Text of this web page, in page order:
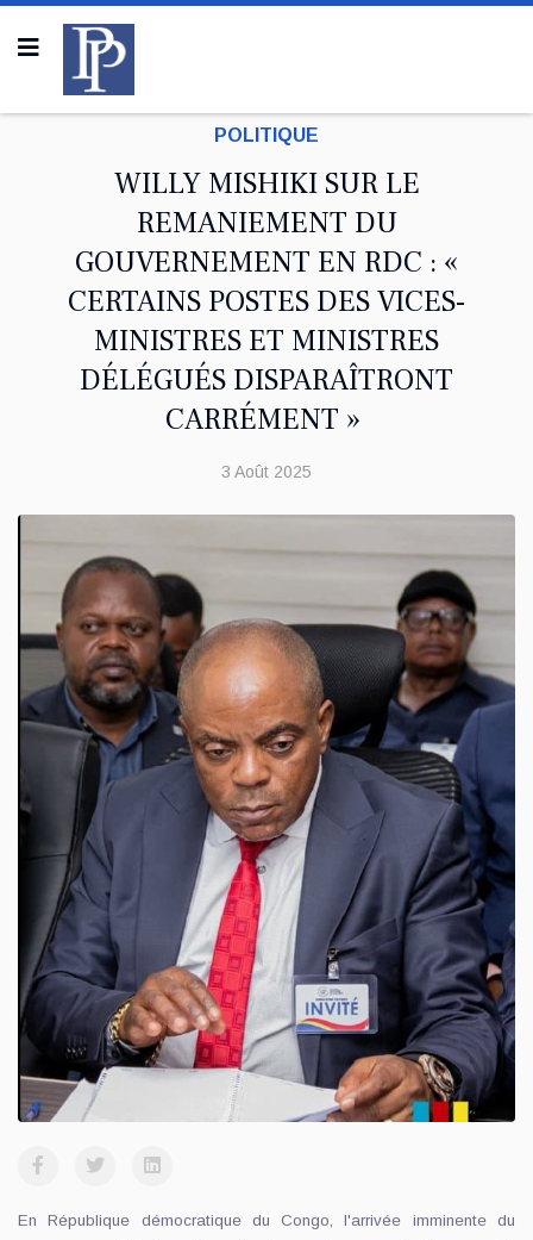
POLITIQUE
WILLY MISHIKI SUR LE
REMANIEMENT DU
GOUVERNEMENT EN RDC : «
CERTAINS POSTES DES VICES-
MINISTRES ET MINISTRES
DÉLÉGUÉS DISPARAÎTRONT
CARRÉMENT »
3 Août 2025
En République démocratique du Congo, l'arrivée imminente du